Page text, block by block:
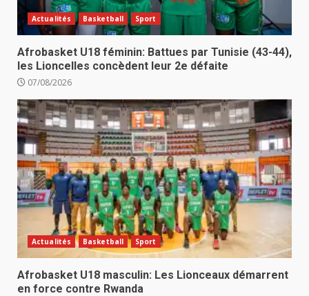
Actualités Basketball Sport
Afrobasket U18 féminin: Battues par Tunisie (43-44),
les Lioncelles concèdent leur 2e défaite
07/08/2026
Actualités Basketball Sport
Afrobasket U18 masculin: Les Lionceaux démarrent
en force contre Rwanda